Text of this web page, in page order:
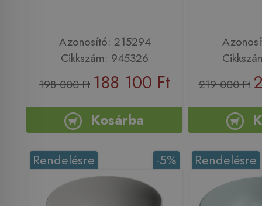
Azonosító: 215294
Cikkszám: 945326
198 000 Ft 188 100 Ft
Kosárba
219 000 Ft
-5%
Rendelésre Rendelésre